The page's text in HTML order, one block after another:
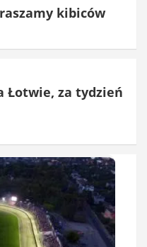
kibiców
Łotwie, za tydzień